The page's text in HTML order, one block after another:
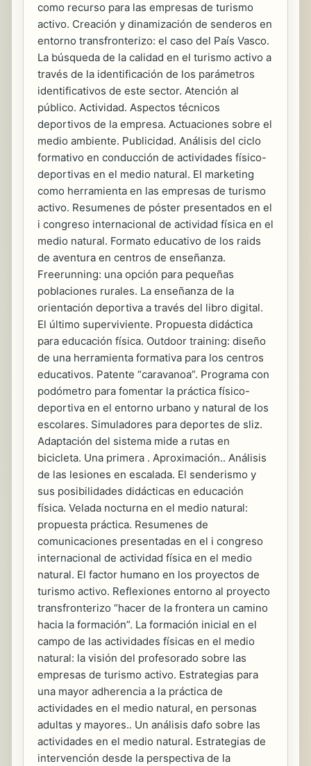
como recurso para las empresas de turismo
activo. Creación y dinamización de senderos en
entorno transfronterizo: el caso del País Vasco.
La búsqueda de la calidad en el turismo activo a
través de la identificación de los parámetros
identificativos de este sector. Atención al
público. Actividad. Aspectos técnicos
deportivos de la empresa. Actuaciones sobre el
medio ambiente. Publicidad. Análisis del ciclo
formativo en conducción de actividades físico-
deportivas en el medio natural. El marketing
como herramienta en las empresas de turismo
activo. Resumenes de póster presentados en el
i congreso internacional de actividad física en el
medio natural. Formato educativo de los raids
de aventura en centros de enseñanza.
Freerunning: una opción para pequeñas
poblaciones rurales. La enseñanza de la
orientación deportiva a través del libro digital.
El último superviviente. Propuesta didáctica
para educación física. Outdoor training: diseño
de una herramienta formativa para los centros
educativos. Patente “caravanoa”. Programa con
podómetro para fomentar la práctica físico-
deportiva en el entorno urbano y natural de los
escolares. Simuladores para deportes de sliz.
Adaptación del sistema mide a rutas en
bicicleta. Una primera . Aproximación.. Análisis
de las lesiones en escalada. El senderismo y
sus posibilidades didácticas en educación
física. Velada nocturna en el medio natural:
propuesta práctica. Resumenes de
comunicaciones presentadas en el i congreso
internacional de actividad física en el medio
natural. El factor humano en los proyectos de
turismo activo. Reflexiones entorno al proyecto
transfronterizo “hacer de la frontera un camino
hacia la formación”. La formación inicial en el
campo de las actividades físicas en el medio
natural: la visión del profesorado sobre las
empresas de turismo activo. Estrategias para
una mayor adherencia a la práctica de
actividades en el medio natural, en personas
adultas y mayores.. Un análisis dafo sobre las
actividades en el medio natural. Estrategias de
intervención desde la perspectiva de la